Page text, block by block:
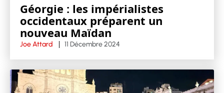
Géorgie : les impérialistes
occidentaux préparent un
nouveau Maïdan
Joe Attard 11 Décembre 2024